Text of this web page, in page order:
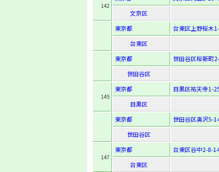
142
文京区
東京都
台東区上野桜木
台東区
東京都
世田谷区桜新町
世田谷区
145
東京都
目黒区祐天寺1-
目黒区
東京都
世田谷区奥沢5-
世田谷区
147
東京都
台東区谷中2-8-
台東区